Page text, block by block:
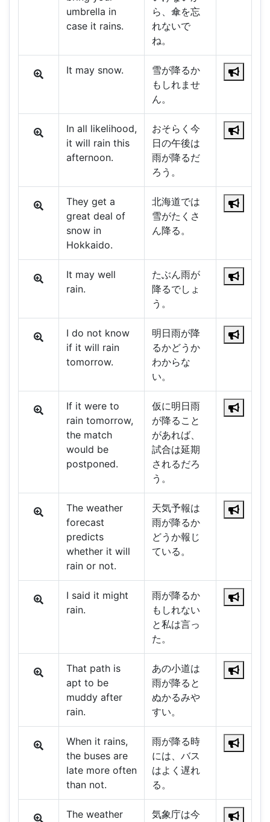
umbrella in
case it rains.
ら、傘を忘
れないで
ね。
It may snow.
雪が降るか
もしれませ
ん。
In all likelihood,
it will rain this
afternoon.
おそらく今
日の午後は
雨が降るだ
ろう。
They get a
great deal of
snow in
Hokkaido.
北海道では
雪がたくさ
ん降る。
It may well
rain.
たぶん雨が
降るでしょ
う。
I do not know
if it will rain
tomorrow.
明日雨が降
るかどうか
わからな
い。
If it were to
rain tomorrow,
the match
would be
postponed.
仮に明日雨
が降ること
があれば、
試合は延期
されるだろ
う。
The weather
forecast
predicts
whether it will
rain or not.
天気予報は
雨が降るか
どうか報じ
ている。
I said it might
rain.
雨が降るか
もしれない
と私は言っ
た。
That path is
apt to be
muddy after
rain.
あの小道は
雨が降ると
ぬかるみや
すい。
When it rains,
the buses are
late more often
than not.
雨が降る時
には、バス
はよく遅れ
る。
The weather
気象庁は今